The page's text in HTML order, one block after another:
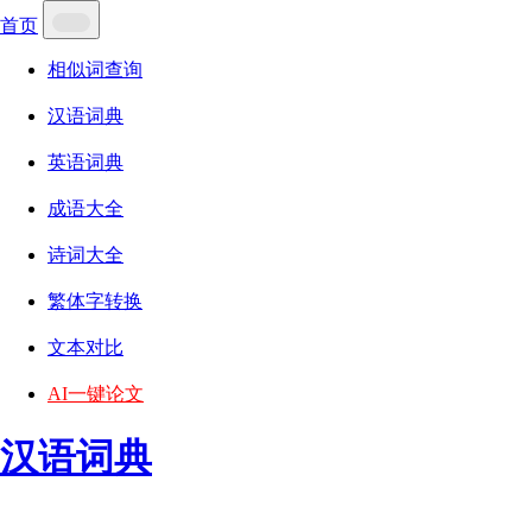
首页
相似词查询
汉语词典
英语词典
成语大全
诗词大全
繁体字转换
文本对比
AI一键论文
汉语词典